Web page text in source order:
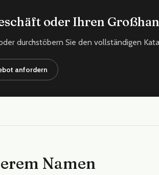
oder Ihren
durchstöbern Sie den vollständigen
anfordern
Namen